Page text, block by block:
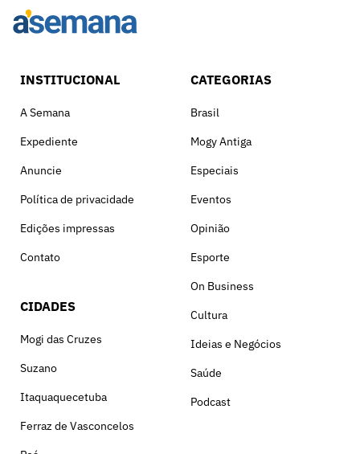
INSTITUCIONAL
A Semana
Expediente
Anuncie
Política de privacidade
Edições impressas
Contato
CIDADES
Mogi das Cruzes
Suzano
Itaquaquecetuba
Ferraz de Vasconcelos
CATEGORIAS
Brasil
Mogy Antiga
Especiais
Eventos
Opinião
Esporte
On Business
Cultura
Ideias e Negócios
Saúde
Podcast